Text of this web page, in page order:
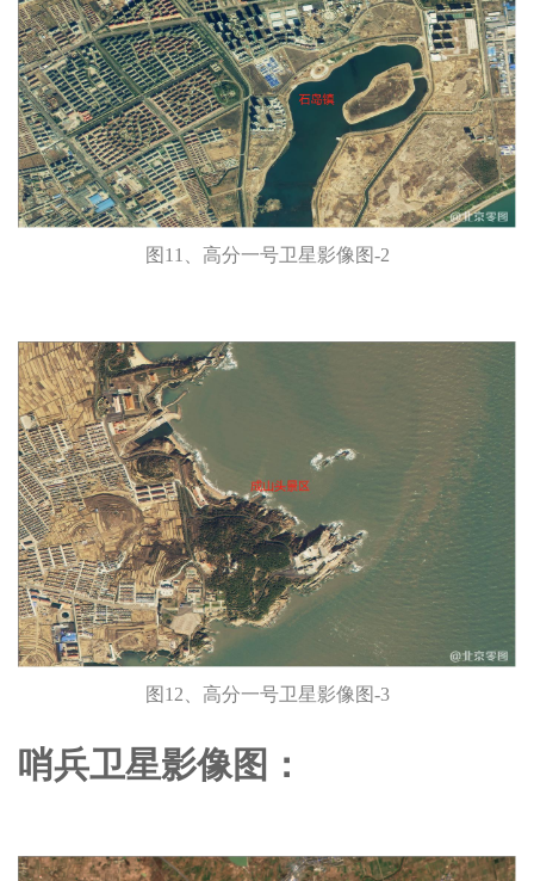
图11、高分一号卫星影像图-2
图12、高分一号卫星影像图-3
哨兵卫星影像图：